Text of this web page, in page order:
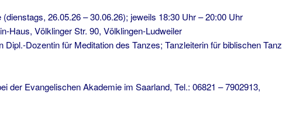
26.05.26 – 30.06.26); jeweils 18:30 Uhr – 20:00 Uhr
Völklinger Str. 90, Völklingen-Ludweiler
Dozentin für Meditation des Tanzes; Tanzleiterin für biblischen Tanz
der Evangelischen Akademie im Saarland, Tel.: 06821 – 7902913,